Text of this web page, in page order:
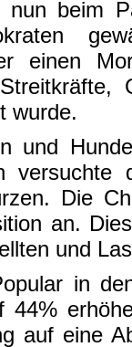
beim
einen
wurde.
und
versuchte
Die
an.
und
in
44%
auf eine